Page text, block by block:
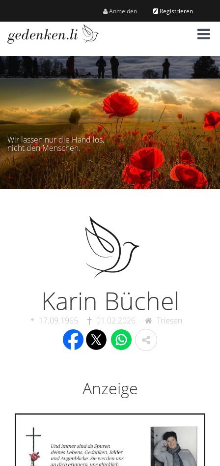
Anmelden Registrieren
M
e
n
ü
Wir lassen nur die Hand los,
nicht den Menschen.
Karin Büchel
17.09.1965 01.02.2026 Triesen
Anzeige